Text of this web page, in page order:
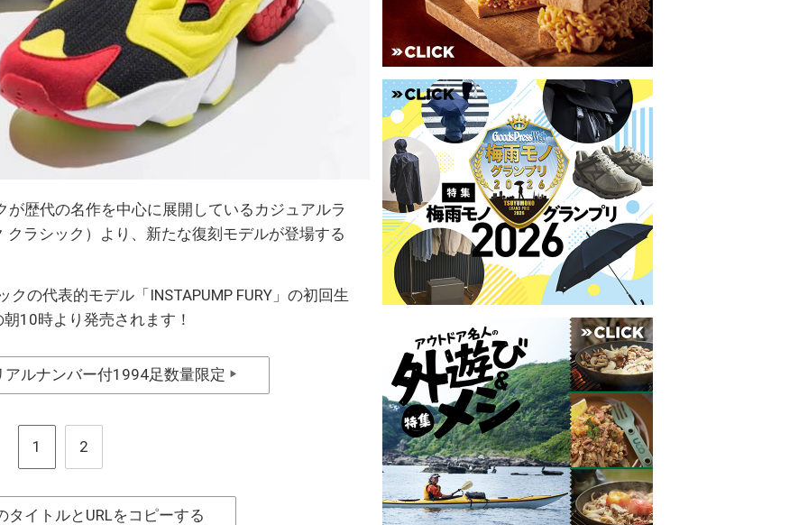
が歴代の名作を中心に展開しているカジュアルラ
クラシック）より、新たな復刻モデルが登場する
の代表的モデル「INSTAPUMP FURY」の初回生
10時より発売されます！
アルナンバー付1994足数量限定 ▶
1 2
タイトルとURLをコピーする